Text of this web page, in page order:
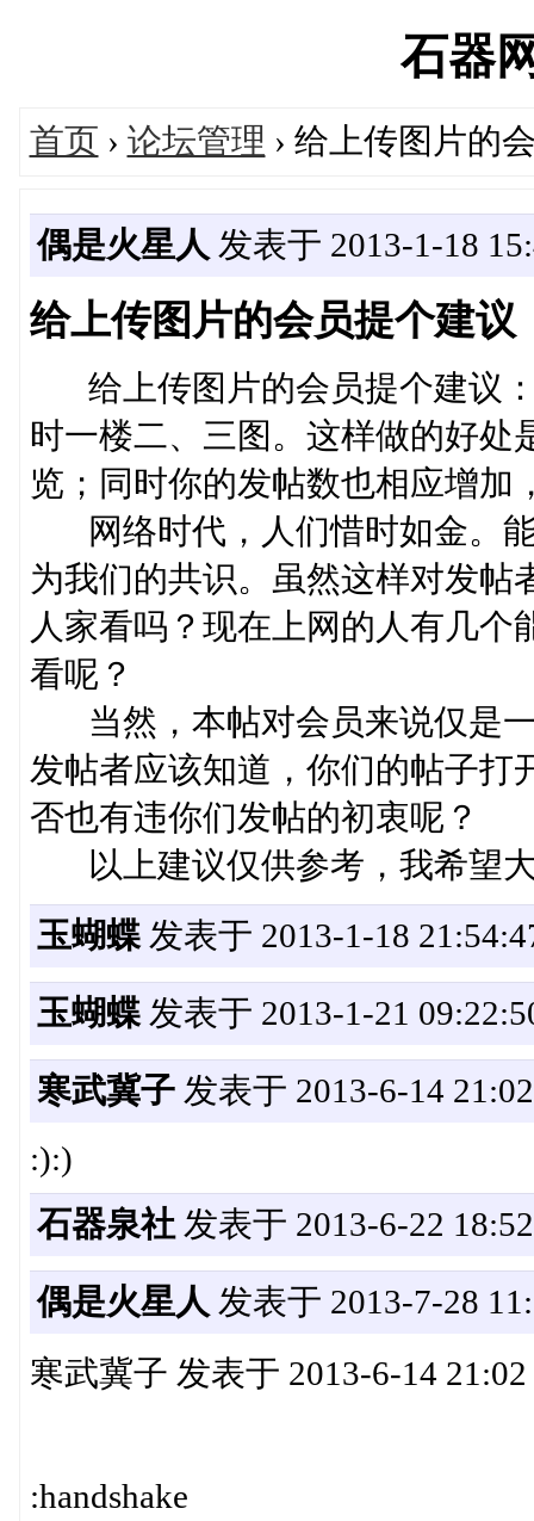
石器
首页 › 论坛管理 › 给上传图片的
偶是火星人 发表于 2013-1-18
给上传图片的会员提个建议
给上传图片的会员提个建议：
时一楼二、三图。这样做的好处
览；同时你的发帖数也相应增加
网络时代，人们惜时如金。能
为我们的共识。虽然这样对发帖
人家看吗？现在上网的人有几
看呢？
当然，本帖对会员来说仅是一
发帖者应该知道，你们的帖子打
否也有违你们发帖的初衷呢？
以上建议仅供参考，我希望
玉蝴蝶发表于 2013-1-18
玉蝴蝶发表于 2013-1-21
寒武冀子发表于 2013-6-14
:):)
石器泉社发表于 2013-6-22
偶是火星人 发表于 2013-7-28
寒武冀子 发表于 2013-6-14 21:02
:handshake